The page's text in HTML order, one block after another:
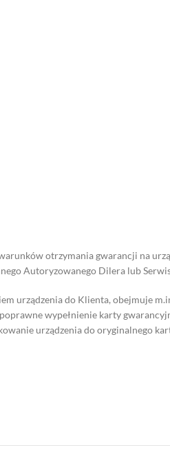
otrzymania gwarancji na
Autoryzowanego Dilera lub
urządzenia do Klienta, obejmuje
wypełnienie karty
urządzenia do oryginalnego